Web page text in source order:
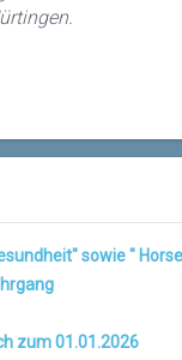
sowie "
zum 01.01.2026